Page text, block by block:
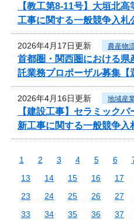
【教工第8-11号】大垣北
工事に関する一般競争入札
2026年4月17日更新 農産物
首都圏・関西圏における
託業務プロポーザル募集【
2026年4月16日更新 地域産
【建設工事】セラミック
新工事に関する一般競争入
1 2 3 4 5 6
13
14 15 16 17
23
24 25 26 27
33
34 35 36 37